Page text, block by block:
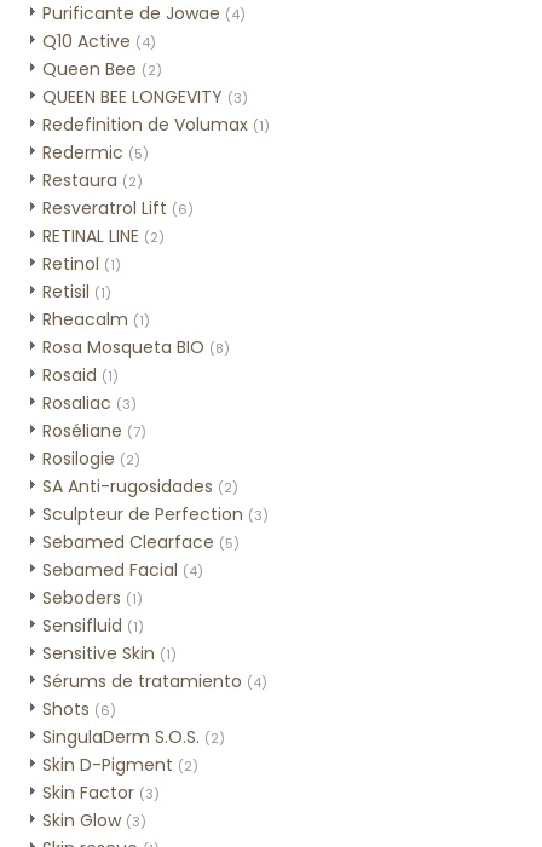
Purificante de Jowae (4)
Q10 Active (4)
Queen Bee (2)
QUEEN BEE LONGEVITY (3)
Redefinition de Volumax (1)
Redermic (5)
Restaura (2)
Resveratrol Lift (6)
RETINAL LINE (2)
Retinol (1)
Retisil (1)
Rheacalm (1)
Rosa Mosqueta BIO (8)
Rosaid (1)
Rosaliac (3)
Roséliane (7)
Rosilogie (2)
SA Anti-rugosidades (2)
Sculpteur de Perfection (3)
Sebamed Clearface (5)
Sebamed Facial (4)
Seboders (1)
Sensifluid (1)
Sensitive Skin (1)
Sérums de tratamiento (4)
Shots (6)
SingulaDerm S.O.S. (2)
Skin D-Pigment (2)
Skin Factor (3)
Skin Glow (3)